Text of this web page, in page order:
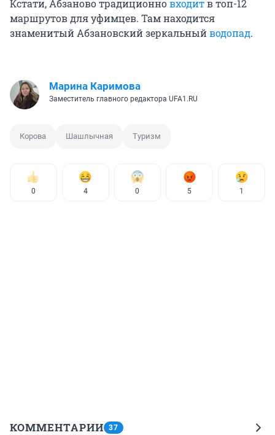
Кстати, Абзаново традиционновходитв топ-12
маршрутов для уфимцев. Там находится
знаменитый Абзановский зеркальныйводопад.
Марина Каримова
Заместитель главного редактора UFA1.RU
Корова Шашлычная Туризм
0 4 0 5 1
КОММЕНТАРИИ 37